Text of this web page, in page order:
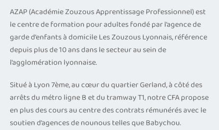
AZAP (Académie Zouzous Apprentissage Professionnel) est
le centre de formation pour adultes fondé par l’agence de
garde d’enfants à domicile Les Zouzous Lyonnais, référence
depuis plus de 10 ans dans le secteur au sein de
l’agglomération lyonnaise.
Situé à Lyon 7ème, au cœur du quartier Gerland, à côté des
arrêts du métro ligne B et du tramway T1, notre CFA propose
en plus des cours au centre des contrats rémunérés avec le
soutien d’agences de nounous telles que Babychou.